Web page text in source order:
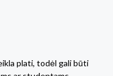
plati, todėl gali būti